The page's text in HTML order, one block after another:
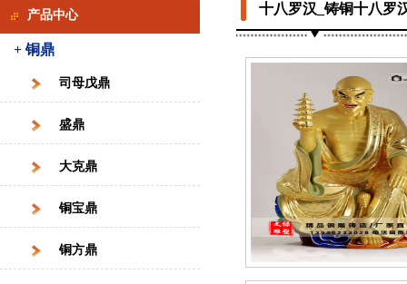
产品中心
+ 铜鼎
司母戊鼎
盛鼎
大克鼎
铜宝鼎
铜方鼎
十八罗汉_铸铜十八罗